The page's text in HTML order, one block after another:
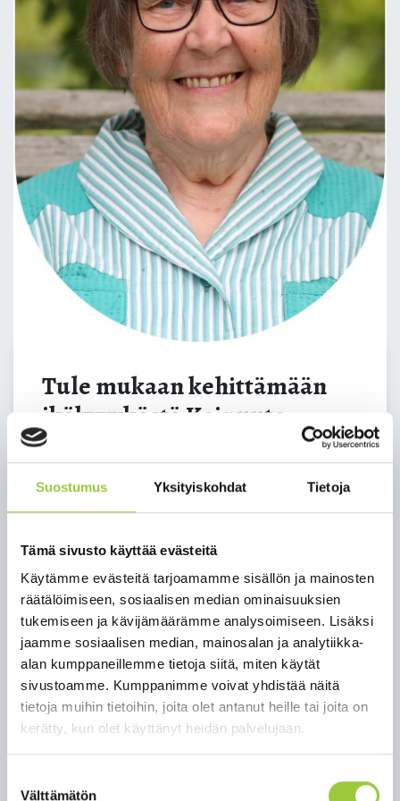
Suostumus Yksityiskohdat Tietoja
Tämä sivusto käyttää evästeitä
Käytämme evästeitä tarjoamamme sisällön ja mainosten
räätälöimiseen, sosiaalisen median ominaisuuksien
tukemiseen ja kävijämäärämme analysoimiseen. Lisäksi
jaamme sosiaalisen median, mainosalan ja analytiikka-
alan kumppaneillemme tietoja siitä, miten käytät
sivustoamme. Kumppanimme voivat yhdistää näitä
tietoja muihin tietoihin, joita olet antanut heille tai joita on
kerätty, kun olet käyttänyt heidän palvelujaan.
Välttämätön
Tule mukaan kehittämään
ikäkyvykästä Kainuuta
Paltamon työpajaan
Tule mukaan kehittämään ikäkyvykästä Kainuuta
on yh­teis­työs­sä edis­tet­tä­vä ikäys­tä­väl­li­sen asu­mi­
sen ja asui­nym­pä­ris­tö­jen to­teu­tu­mis­ta, tuet­ta­va
ikään­ty­nei­den toi­min­ta­ky­vyn yl­lä­py­sy­mis­tä ja luo­
ta­va ak­tii­vi­ses­ti edel­ly­tyk­siä so­siaa­lis­ta ja kult­tuu­
ris­ta hy­vin­voin­tia vah­vis­ta­val­le toi­min­nal­le. Yh­tei­
se­nä ta­voit­tee­nam­me on tur­va­ta ikään­ty­neil­le hy­
vä yk­si­löl­li­nen ar­ki ja elä­mä. Täs­sä teh­tä­väs­sä on
myös tär­keää kiin­nit­tää huo­mio­ta omaeh­toi­seen
ikään­ty­mi­sen suun­nit­te­luun.
sam­me seu­raa­viin kun­nis­sa jär­jes­tet­tä­viin työ­pa­joi­